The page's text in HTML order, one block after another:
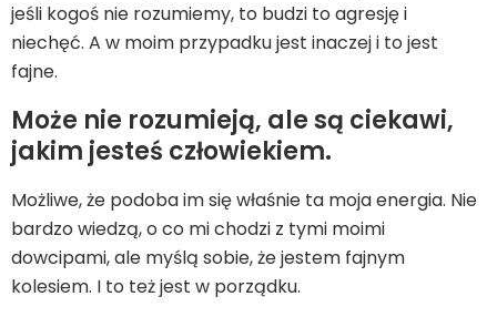
jeśli kogoś nie rozumiemy, to budzi to agresję i
niechęć. A w moim przypadku jest inaczej i to jest
fajne.
Może nie rozumieją, ale są ciekawi,
jakim jesteś człowiekiem.
Możliwe, że podoba im się właśnie ta moja energia. Nie
bardzo wiedzą, o co mi chodzi z tymi moimi
dowcipami, ale myślą sobie, że jestem fajnym
kolesiem. I to też jest w porządku.